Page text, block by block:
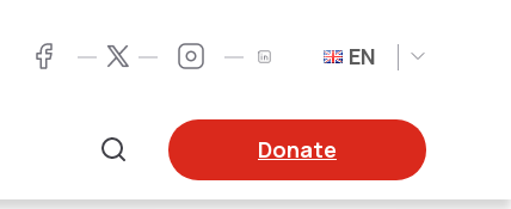
FacebookTwitter LinkedInTwitter EN
Donate